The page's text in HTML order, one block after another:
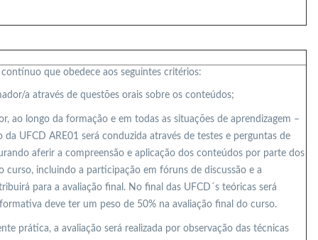
que obedece aos seguintes critérios:
a através de questões orais sobre os conteúdos;
ao longo da formação e em todas as situações de aprendizagem –
UFCD ARE01 será conduzida através de testes e perguntas de
aferir a compreensão e aplicação dos conteúdos por parte dos
incluindo a participação em fóruns de discussão e a
para a avaliação final. No final das UFCD´s teóricas será
deve ter um peso de 50% na avaliação final do curso.
prática, a avaliação será realizada por observação das técnicas